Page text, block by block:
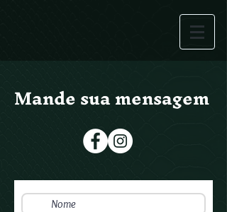
Mande sua mensagem